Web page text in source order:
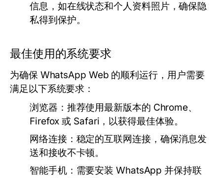
信息，如在线状态和个人资料照片，确保隐
私得到保护。
最佳使用的系统要求
为确保 WhatsApp Web 的顺利运行，用户需要
满足以下系统要求：
浏览器： 推荐使用最新版本的 Chrome、
Firefox 或 Safari，以获得最佳体验。
网络连接： 稳定的互联网连接，确保消息发
送和接收不卡顿。
智能手机： 需要安装 WhatsApp 并保持联